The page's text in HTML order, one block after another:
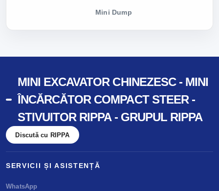
Mini Dump
MINI EXCAVATOR CHINEZESC - MINI
ÎNCĂRCĂTOR COMPACT STEER -
STIVUITOR RIPPA - GRUPUL RIPPA
Discută cu RIPPA
SERVICII ȘI ASISTENȚĂ
WhatsApp